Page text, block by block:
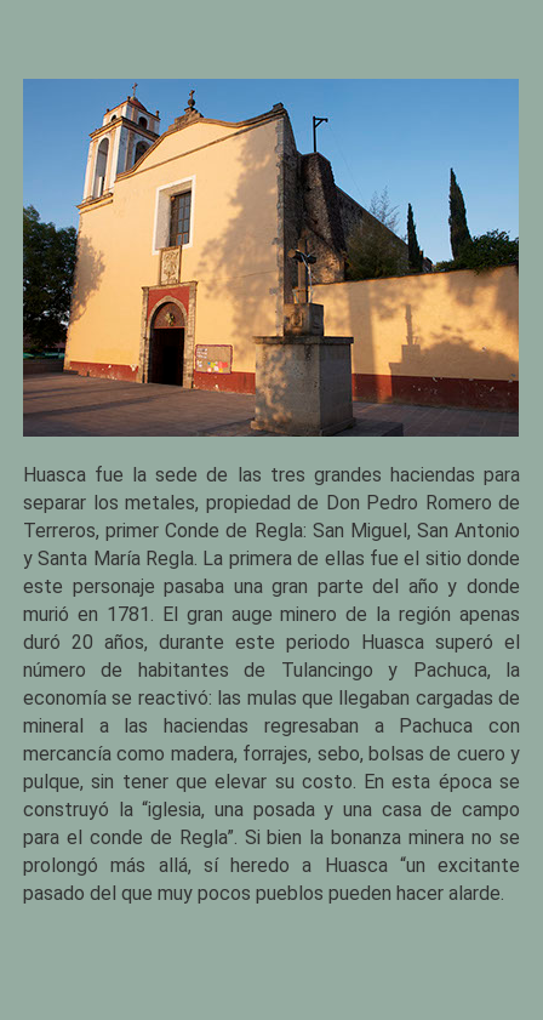
Huasca fue la sede de las tres grandes haciendas para
separar los metales, propiedad de Don Pedro Romero de
Terreros, primer Conde de Regla: San Miguel, San Antonio
y Santa María Regla. La primera de ellas fue el sitio donde
este personaje pasaba una gran parte del año y donde
murió en 1781. El gran auge minero de la región apenas
duró 20 años, durante este periodo Huasca superó el
número de habitantes de Tulancingo y Pachuca, la
economía se reactivó: las mulas que llegaban cargadas de
mineral a las haciendas regresaban a Pachuca con
mercancía como madera, forrajes, sebo, bolsas de cuero y
pulque, sin tener que elevar su costo. En esta época se
construyó la “iglesia, una posada y una casa de campo
para el conde de Regla”. Si bien la bonanza minera no se
prolongó más allá, sí heredo a Huasca “un excitante
pasado del que muy pocos pueblos pueden hacer alarde.